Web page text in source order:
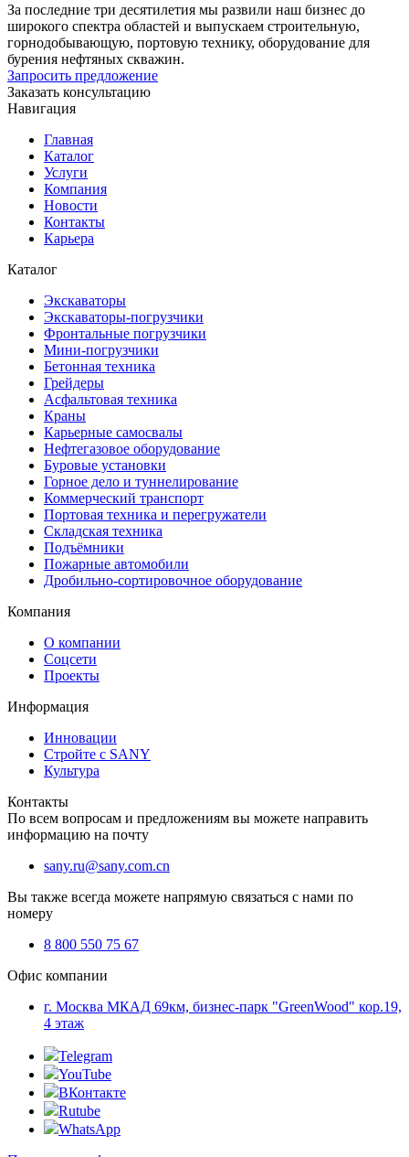
За последние три десятилетия мы развили наш бизнес до
широкого спектра областей и выпускаем строительную,
горнодобывающую, портовую технику, оборудование для
бурения нефтяных скважин.
Запросить предложение
Заказать консультацию
Навигация
Главная
Каталог
Услуги
Компания
Новости
Контакты
Карьера
Каталог
Экскаваторы
Экскаваторы-погрузчики
Фронтальные погрузчики
Мини-погрузчики
Бетонная техника
Грейдеры
Асфальтовая техника
Краны
Карьерные самосвалы
Нефтегазовое оборудование
Буровые установки
Горное дело и туннелирование
Коммерческий транспорт
Портовая техника и перегружатели
Складская техника
Подъёмники
Пожарные автомобили
Дробильно-сортировочное оборудование
Компания
О компании
Соцсети
Проекты
Информация
Инновации
Стройте с SANY
Культура
Контакты
По всем вопросам и предложениям вы можете направить
информацию на почту
sany.ru@sany.com.cn
Вы также всегда можете напрямую связаться с нами по
номеру
8 800 550 75 67
Офис компании
г. Москва МКАД 69км, бизнес-парк "GreenWood" кор.19,
4 этаж
Telegram
YouTube
ВКонтакте
Rutube
WhatsApp